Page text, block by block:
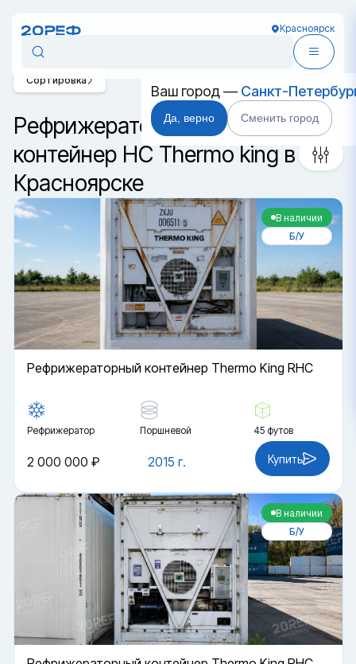
Красноярск
Ваш город — Санкт-
Да, верно Сменить город
Рефрижераторный
контейнер HC Thermo king в
Красноярске
Сортировка
В наличии
Б/У
Рефрижераторный контейнер Thermo King RHC
Рефрижератор Поршневой 45 футов
2015 г.
2 000 000 ₽ Купить
В наличии
Б/У